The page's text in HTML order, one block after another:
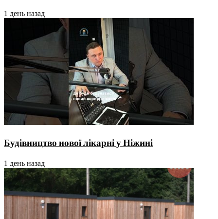
1 день назад
Будівництво нової лікарні у Ніжині
1 день назад